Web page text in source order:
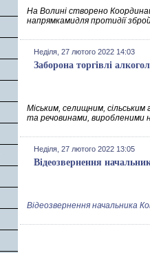
На Волині створено
напрямкамидля протидії
Неділя, 27 лютого 2022 14:03
Заборона торгівлі
Mіським, селищним,
та речовинами, виробленими
Неділя, 27 лютого 2022 13:05
Відеозвернення
Відеозвернення начальника